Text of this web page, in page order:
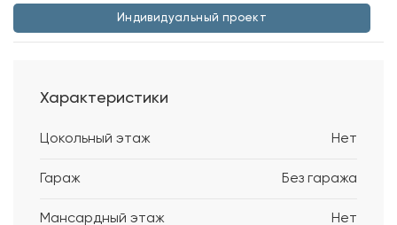
Индивидуальный проект
Характеристики
Цокольный этаж Нет
Гараж Без гаража
Мансардный этаж Нет